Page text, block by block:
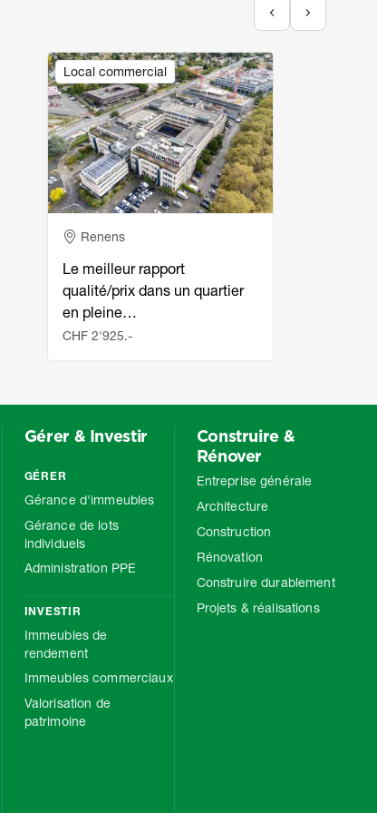
Local commercial
Image
Adresse
Renens
Le meilleur rapport
qualité/prix dans un quartier
en pleine…
CHF 2'925.-
Gérer & Investir
GÉRER
Gérance d'immeubles
Gérance de lots
individuels
Administration PPE
INVESTIR
Immeubles de
rendement
Immeubles commerciaux
Valorisation de
patrimoine
Construire &
Rénover
Entreprise générale
Architecture
Construction
Rénovation
Construire durablement
Projets & réalisations